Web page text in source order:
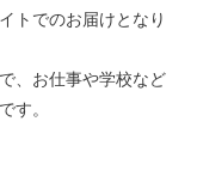
トでのお届けとなり
、お仕事や学校など
す。